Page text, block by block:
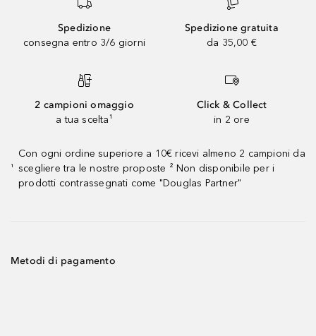
Spedizione
consegna entro 3/6 giorni
Spedizione gratuita
da 35,00 €
2 campioni omaggio
a tua scelta¹
Click & Collect
in 2 ore
¹
Con ogni ordine superiore a 10€ ricevi almeno 2 campioni da
scegliere tra le nostre proposte ² Non disponibile per i
prodotti contrassegnati come "Douglas Partner"
Metodi di pagamento